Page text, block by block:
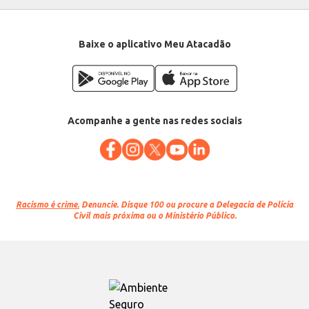
Baixe o aplicativo Meu Atacadão
Acompanhe a gente nas redes sociais
Racismo é crime. Denuncie. Disque 100 ou procure a Delegacia de Polícia
Civil mais próxima ou o Ministério Público.